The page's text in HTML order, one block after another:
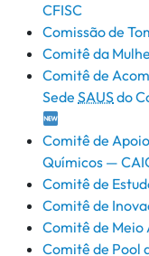
CFISC
Comissão de
Comitê da
Comitê de
Sede SAUSdo
Comitê de
Químicos —
Comitê de
Comitê de
Comitê de Meio
Comitê de Pool